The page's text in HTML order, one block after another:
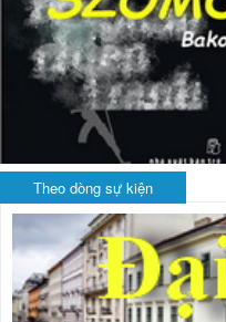
Theo dòng sự kiện